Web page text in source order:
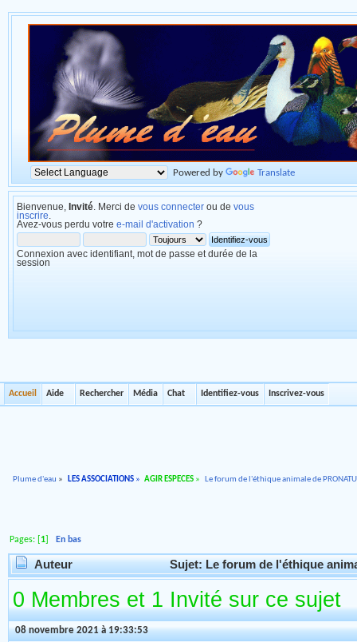
Powered by Translate
Bienvenue, Invité . Merci de vous connecter ou de vous
inscrire
Avez-vous perdu votre e-mail d'activation ?
Connexion avec identifiant, mot de passe et durée de la
session
Accueil Aide Rechercher Média Chat Identifiez-vous Inscrivez-vous
Plume d'eau » LES ASSOCIATIONS» AGIR ESPECES » Le forum de l'éthique animale de
Pages: [ 1 ]En bas
Auteur Sujet: Le forum de l'éthique
0 Membres et 1 Invité sur ce sujet
08 novembre 2021 à 19:33:53